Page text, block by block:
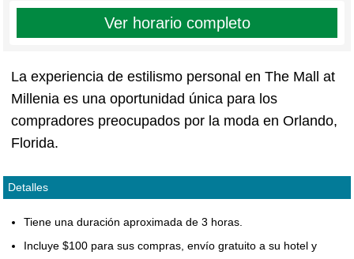
Ver horario completo
La experiencia de estilismo personal en The Mall at
Millenia es una oportunidad única para los
compradores preocupados por la moda en Orlando,
Florida.
Detalles
Tiene una duración aproximada de 3 horas.
Incluye $100 para sus compras, envío gratuito a su hotel y